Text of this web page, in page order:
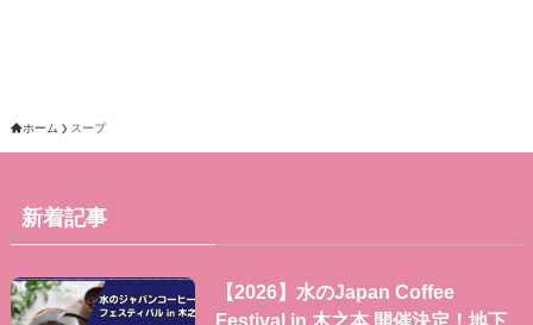
ホーム スープ
新着記事
【2026】水のJapan Coffee
Festival in 木之本 開催決定！地下